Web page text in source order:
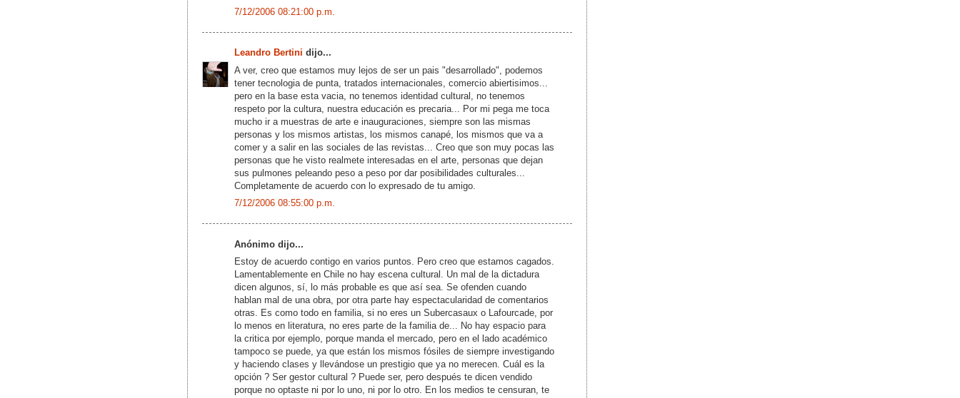
7/12/2006 08:21:00 p.m.
Leandro Bertini dijo...
A ver, creo que estamos muy lejos de ser un pais "desarrollado", podemos
tener tecnologia de punta, tratados internacionales, comercio abiertisimos...
pero en la base esta vacia, no tenemos identidad cultural, no tenemos
respeto por la cultura, nuestra educación es precaria... Por mi pega me toca
mucho ir a muestras de arte e inauguraciones, siempre son las mismas
personas y los mismos artistas, los mismos canapé, los mismos que va a
comer y a salir en las sociales de las revistas... Creo que son muy pocas las
personas que he visto realmete interesadas en el arte, personas que dejan
sus pulmones peleando peso a peso por dar posibilidades culturales...
Completamente de acuerdo con lo expresado de tu amigo.
7/12/2006 08:55:00 p.m.
Anónimo dijo...
Estoy de acuerdo contigo en varios puntos. Pero creo que estamos cagados.
Lamentablemente en Chile no hay escena cultural. Un mal de la dictadura
dicen algunos, sí, lo más probable es que así sea. Se ofenden cuando
hablan mal de una obra, por otra parte hay espectacularidad de comentarios
otras. Es como todo en familia, si no eres un Subercasaux o Lafourcade, por
lo menos en literatura, no eres parte de la familia de... No hay espacio para
la critica por ejemplo, porque manda el mercado, pero en el lado académico
tampoco se puede, ya que están los mismos fósiles de siempre investigando
y haciendo clases y llevándose un prestigio que ya no merecen. Cuál es la
opción ? Ser gestor cultural ? Puede ser, pero después te dicen vendido
porque no optaste ni por lo uno, ni por lo otro. En los medios te censuran, te